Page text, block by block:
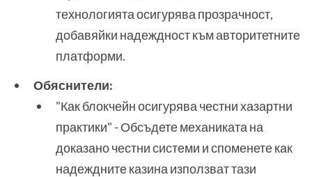
технологията осигурява прозрачност,
добавяйки надеждност към авторитетните
платформи.
Обяснители:
"Как блокчейн осигурява честни хазартни
практики" - Обсъдете механиката на
доказано честни системи и споменете как
надеждните казина използват тази